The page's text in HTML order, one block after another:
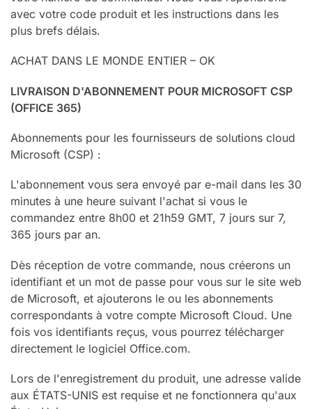
avec votre code produit et les instructions dans les
plus brefs délais.
ACHAT DANS LE MONDE ENTIER – OK
LIVRAISON D'ABONNEMENT POUR MICROSOFT CSP
(OFFICE 365)
Abonnements pour les fournisseurs de solutions cloud
Microsoft (CSP) :
L'abonnement vous sera envoyé par e-mail dans les 30
minutes à une heure suivant l'achat si vous le
commandez entre 8h00 et 21h59 GMT, 7 jours sur 7,
365 jours par an.
Dès réception de votre commande, nous créerons un
identifiant et un mot de passe pour vous sur le site web
de Microsoft, et ajouterons le ou les abonnements
correspondants à votre compte Microsoft Cloud. Une
fois vos identifiants reçus, vous pourrez télécharger
directement le logiciel Office.com.
Lors de l'enregistrement du produit, une adresse valide
aux ÉTATS-UNIS est requise et ne fonctionnera qu'aux